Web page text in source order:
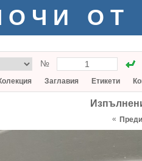
ОТ
№
Заглавия Етикети
«